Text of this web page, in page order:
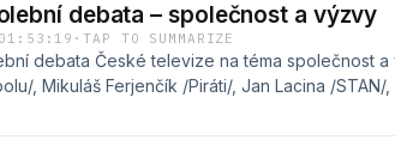
www.ceskatelevize.cz/porady/17113857060-
debata – společnost a výzvy
01:53:19 ·TAP TO SUMMARIZE
debata České televize na téma společnost a
, Mikuláš Ferjenčík /Piráti/, Jan Lacina /STAN/,